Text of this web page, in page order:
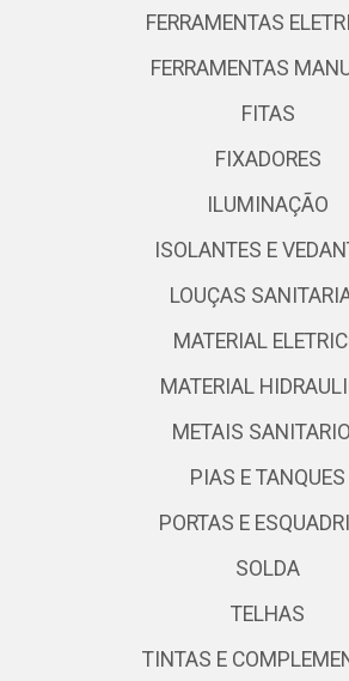
FERRAMENTAS
FERRAMENTAS
FITAS
FIXADORES
ILUMINAÇÃO
ISOLANTES E
LOUÇAS
MATERIAL
MATERIAL
METAIS
PIAS E TANQUES
PORTAS E
SOLDA
TELHAS
TINTAS E